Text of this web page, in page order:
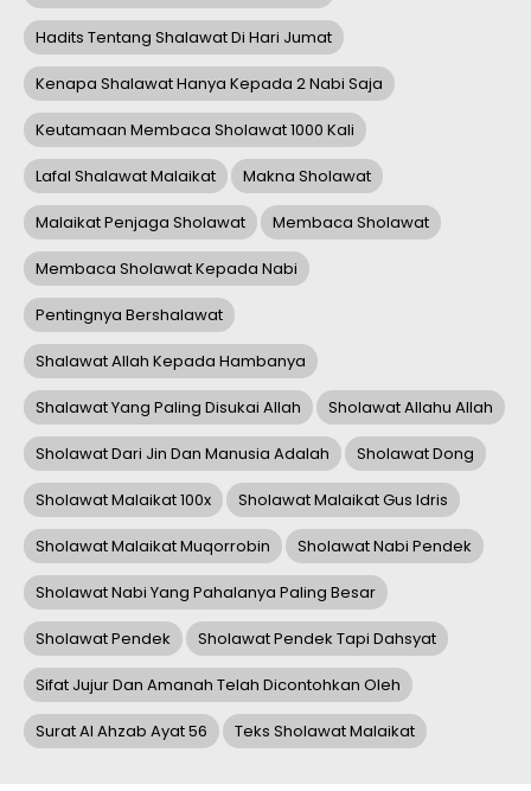
Hadits Tentang Shalawat Di Hari Jumat
Kenapa Shalawat Hanya Kepada 2 Nabi Saja
Keutamaan Membaca Sholawat 1000 Kali
Lafal Shalawat Malaikat Makna Sholawat
Malaikat Penjaga Sholawat Membaca Sholawat
Membaca Sholawat Kepada Nabi
Pentingnya Bershalawat
Shalawat Allah Kepada Hambanya
Shalawat Yang Paling Disukai Allah Sholawat Allahu Allah
Sholawat Dari Jin Dan Manusia Adalah Sholawat Dong
Sholawat Malaikat 100x Sholawat Malaikat Gus Idris
Sholawat Malaikat Muqorrobin Sholawat Nabi Pendek
Sholawat Nabi Yang Pahalanya Paling Besar
Sholawat Pendek Sholawat Pendek Tapi Dahsyat
Sifat Jujur Dan Amanah Telah Dicontohkan Oleh
Surat Al Ahzab Ayat 56 Teks Sholawat Malaikat